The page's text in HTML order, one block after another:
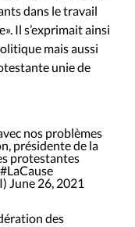
dans le travail
Il s’exprimait ainsi
mais aussi
unie de
nos problèmes
présidente de la
protestantes
#LaCause
June 26, 2021
des